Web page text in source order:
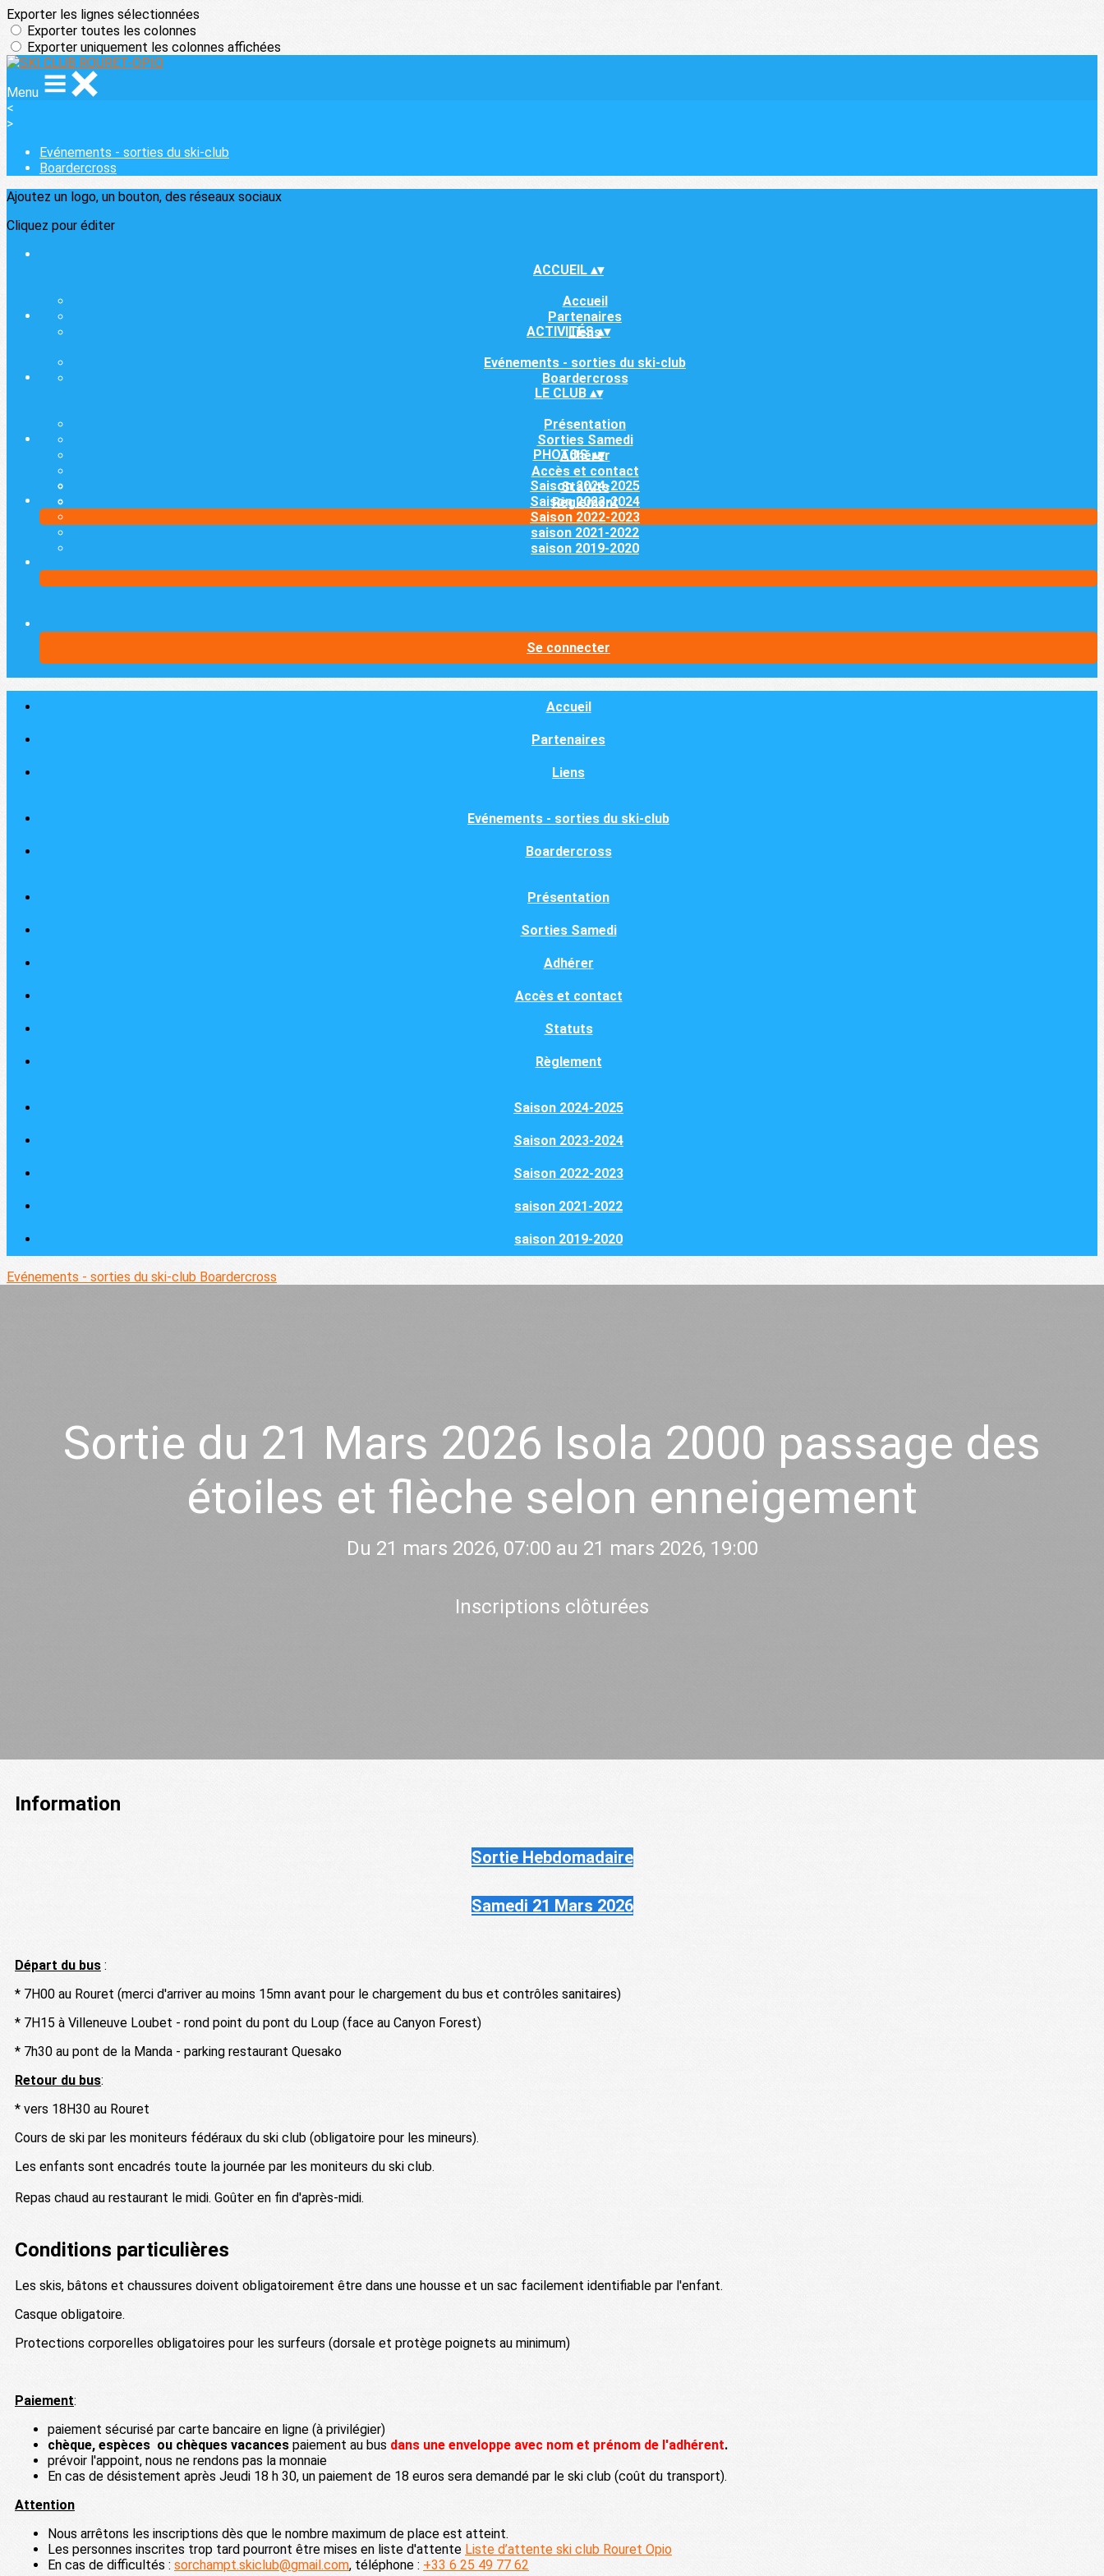
Exporter les lignes sélectionnées
Exporter toutes les colonnes
Exporter uniquement les colonnes affichées
Menu
<
>
Evénements - sorties du ski-club
Boardercross
Ajoutez un logo, un bouton, des réseaux sociaux
Cliquez pour éditer
ACCUEIL ▴▾
Accueil
Partenaires
Liens
ACTIVITÉS▴▾
Evénements - sorties du ski-club
Boardercross
LE CLUB ▴▾
Présentation
Sorties Samedi
Adhérer
Accès et contact
Statuts
Règlement
PHOTOS▴▾
Saison 2024-2025
Saison 2023-2024
Saison 2022-2023
saison 2021-2022
saison 2019-2020
Se connecter
Accueil
Partenaires
Liens
Evénements - sorties du ski-club
Boardercross
Présentation
Sorties Samedi
Adhérer
Accès et contact
Statuts
Règlement
Saison 2024-2025
Saison 2023-2024
Saison 2022-2023
saison 2021-2022
saison 2019-2020
Evénements - sorties du ski-club Boardercross
Sortie du 21 Mars 2026 Isola 2000 passage des
étoiles et flèche selon enneigement
Du 21 mars 2026, 07:00 au 21 mars 2026, 19:00
Inscriptions clôturées
Information
Sortie Hebdomadaire
Samedi 21 Mars 2026
Départ du bus :
* 7H00 au Rouret (merci d'arriver au moins 15mn avant pour le chargement du bus et contrôles sanitaires)
* 7H15 à Villeneuve Loubet - rond point du pont du Loup (face au Canyon Forest)
* 7h30 au pont de la Manda - parking restaurant Quesako
Retour du bus:
* vers 18H30 au Rouret
Cours de ski par les moniteurs fédéraux du ski club (obligatoire pour les mineurs).
Les enfants sont encadrés toute la journée par les moniteurs du ski club.
Repas chaud au restaurant le midi. Goûter en fin d'après-midi.
Conditions particulières
Les skis, bâtons et chaussures doivent obligatoirement être dans une housse et un sac facilement identifiable par l'enfant.
Casque obligatoire.
Protections corporelles obligatoires pour les surfeurs (dorsale et protège poignets au minimum)
Paiement:
paiement sécurisé par carte bancaire en ligne (à privilégier)
chèque, espèces ou chèques vacances paiement au bus dans une enveloppe avec nom et prénom de l'adhérent.
prévoir l'appoint, nous ne rendons pas la monnaie
En cas de désistement après Jeudi 18 h 30, un paiement de 18 euros sera demandé par le ski club (coût du transport).
Attention
Nous arrêtons les inscriptions dès que le nombre maximum de place est atteint.
Les personnes inscrites trop tard pourront être mises en liste d'attente Liste d’attente ski club Rouret Opio
En cas de difficultés : sorchampt.skiclub@gmail.com, téléphone : +33 6 25 49 77 62